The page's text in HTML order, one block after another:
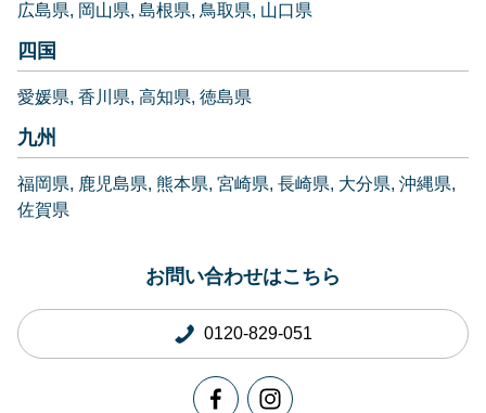
広島県 岡山県 島根県 鳥取県 山口県
四国
愛媛県 香川県 高知県 徳島県
九州
福岡県 鹿児島県 熊本県 宮崎県 長崎県 大分県 沖縄県
佐賀県
お問い合わせはこちら
0120-829-051